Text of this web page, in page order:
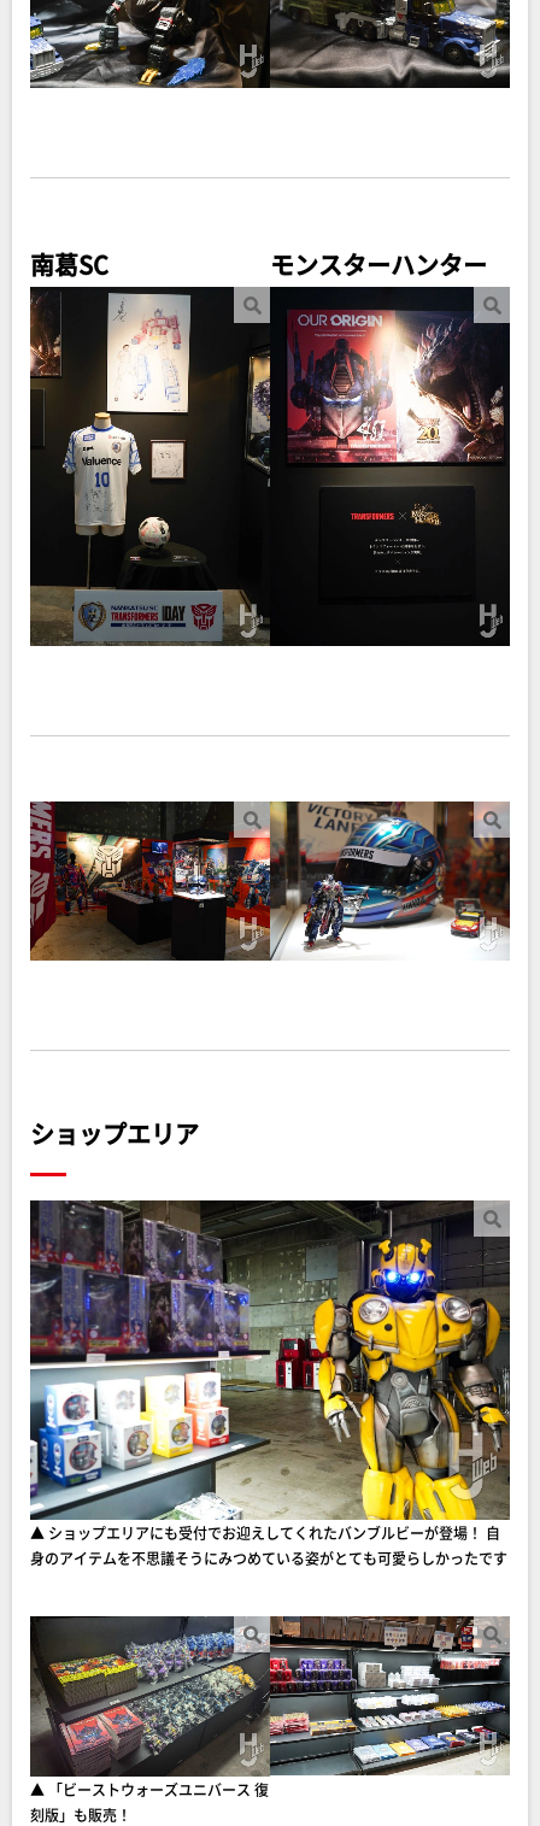
南葛SC モンスターハンター
ショップエリア
▲ ショップエリアにも受付でお迎えしてくれたバンブルビーが登場！ 自
身のアイテムを不思議そうにみつめている姿がとても可愛らしかったです
▲ 「ビーストウォーズユニバース 復
刻版」も販売！